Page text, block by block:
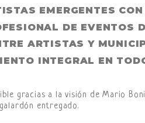
EMERGENTES
DE EVENTOS
ARTISTAS Y
INTEGRAL EN
gracias a la visión de Mario
entregado.